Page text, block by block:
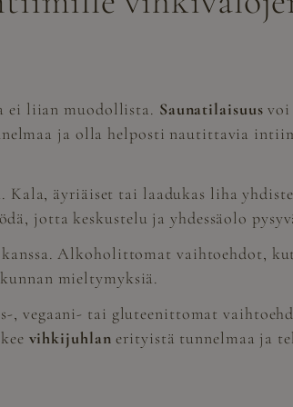
ei liian muodollista. Saunatilaisuus voi
ja olla helposti nautittavia
äyriäiset tai laadukas liha
jotta keskustelu ja yhdessäolo
Alkoholittomat vaihtoehdot,
mieltymyksiä.
vegaani- tai gluteenittomat
vihkijuhlan erityistä tunnelmaa ja